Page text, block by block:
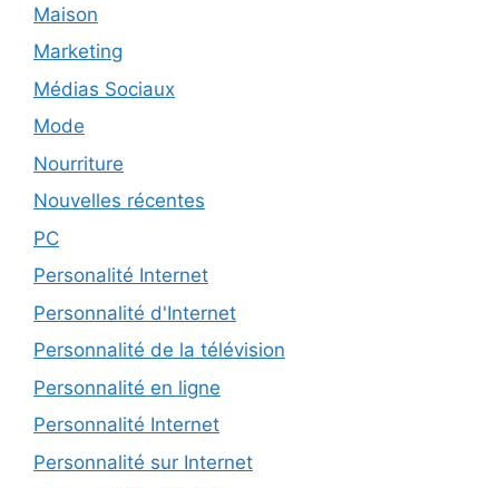
Maison
Marketing
Médias Sociaux
Mode
Nourriture
Nouvelles récentes
PC
Personalité Internet
Personnalité d'Internet
Personnalité de la télévision
Personnalité en ligne
Personnalité Internet
Personnalité sur Internet